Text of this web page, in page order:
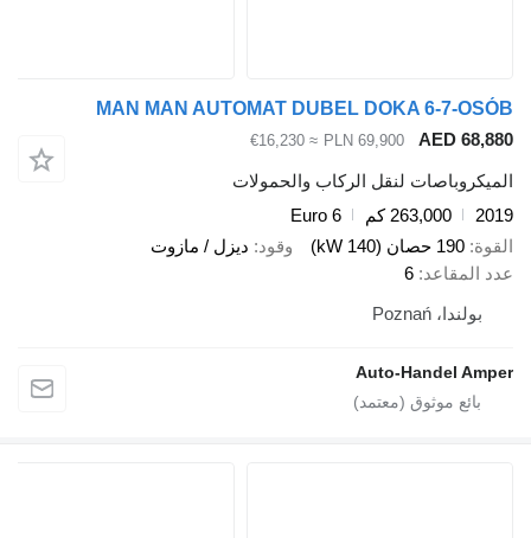
MAN MAN AUTOMAT DUBEL DOKA 6-7-
AED
PLN 69,900
≈ €16,230
لنقل الركاب والحمولات
263,000 كم
Euro 6
190 حصان (140 kW)
وقود
ديزل / مازوت
6
Auto-Handel